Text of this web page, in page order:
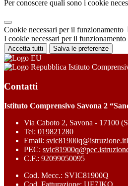
Per conoscere quali sono i cookie
Cookie necessari per il funzionamento
I cookie necessari per il
Accetta tutti Salva le preferenze
Istituto
Contatti
Istituto Comprensivo Savona 2
Via Caboto 2, Savona - 17100
Tel: 019821280
Email: svic81900q@istruzione.it
PEC:
C.F.: 92099050095
Cod. Mecc.: SVIC81900Q
Cod. Fatturazione: UF7JKQ